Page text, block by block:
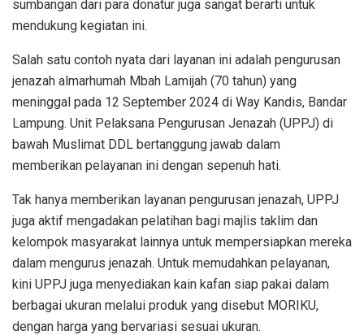
sumbangan dari para donatur juga sangat berarti untuk
mendukung kegiatan ini.
Salah satu contoh nyata dari layanan ini adalah pengurusan
jenazah almarhumah Mbah Lamijah (70 tahun) yang
meninggal pada 12 September 2024 di Way Kandis, Bandar
Lampung. Unit Pelaksana Pengurusan Jenazah (UPPJ) di
bawah Muslimat DDL bertanggung jawab dalam
memberikan pelayanan ini dengan sepenuh hati.
Tak hanya memberikan layanan pengurusan jenazah, UPPJ
juga aktif mengadakan pelatihan bagi majlis taklim dan
kelompok masyarakat lainnya untuk mempersiapkan mereka
dalam mengurus jenazah. Untuk memudahkan pelayanan,
kini UPPJ juga menyediakan kain kafan siap pakai dalam
berbagai ukuran melalui produk yang disebut MORIKU,
dengan harga yang bervariasi sesuai ukuran.